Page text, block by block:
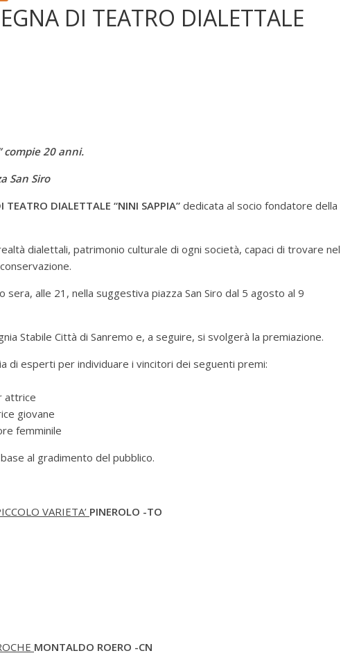
DI TEATRO DIALETTALE
compie 20 anni.
San Siro
DIALETTALE “NINI SAPPIA” dedicata al socio fondatore della
dialettali, patrimonio culturale di ogni società, capaci di trovare nel
alle 21, nella suggestiva piazza San Siro dal 5 agosto al 9
Stabile Città di Sanremo e, a seguire, si svolgerà la premiazione.
di esperti per individuare i vincitori dei seguenti premi:
attrice
giovane
femminile
al gradimento del pubblico.
VARIETA’ PINEROLO -TO
MONTALDO ROERO -CN